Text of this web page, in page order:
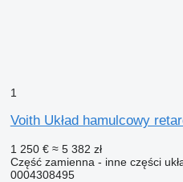
1
Voith Układ hamulcowy
1 250 € ≈ 5 382 zł
Część zamienna - inne części
0004308495